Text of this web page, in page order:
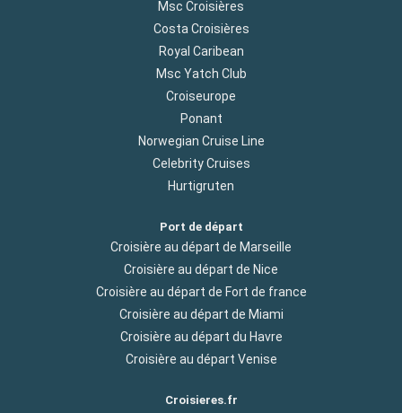
Msc Croisières
Costa Croisières
Royal Caribean
Msc Yatch Club
Croiseurope
Ponant
Norwegian Cruise Line
Celebrity Cruises
Hurtigruten
Port de départ
Croisière au départ de Marseille
Croisière au départ de Nice
Croisière au départ de Fort de france
Croisière au départ de Miami
Croisière au départ du Havre
Croisière au départ Venise
Croisieres.fr